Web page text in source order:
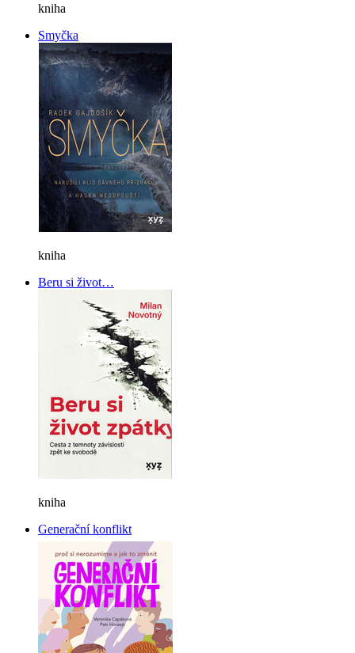
kniha
Smyčka
kniha
Beru si život…
kniha
Generační konflikt